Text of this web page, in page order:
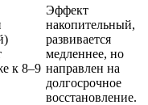
к 8–9
Эффект
накопительный,
развивается
медленнее, но
направлен на
долгосрочное
восстановление.